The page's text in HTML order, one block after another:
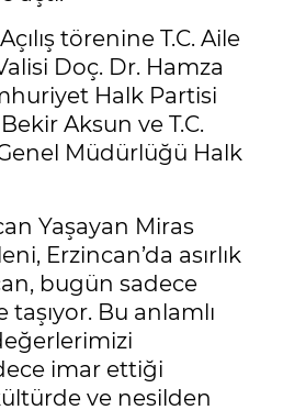
törenine T.C. Aile
Doç. Dr. Hamza
Halk Partisi
Aksun ve T.C.
Müdürlüğü Halk
Yaşayan Miras
Erzincan’da asırlık
bugün sadece
Bu anlamlı
imar ettiği
ve nesilden